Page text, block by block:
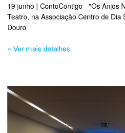
19 junho | ContoContigo - "Os Anjos
Teatro, na Associação Centro de Dia
Douro
» Ver mais detalhes